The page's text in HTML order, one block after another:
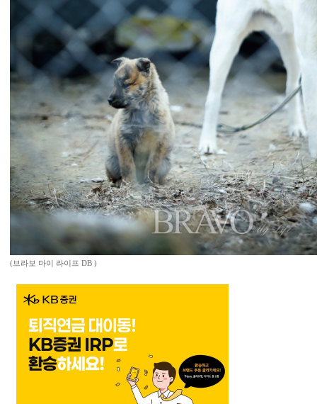
(브라보 마이 라이프 DB )